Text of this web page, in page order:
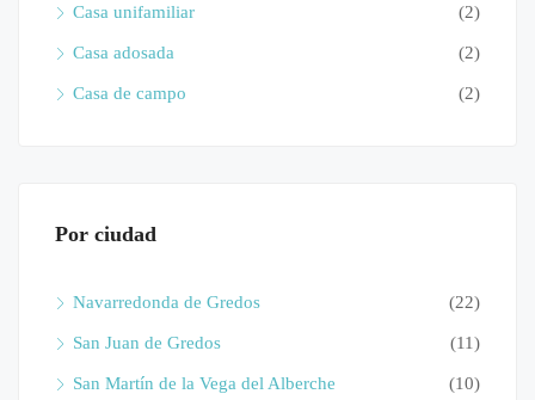
Casa unifamiliar (2)
Casa adosada (2)
Casa de campo (2)
Por ciudad
Navarredonda de Gredos (22)
San Juan de Gredos (11)
San Martín de la Vega del Alberche (10)